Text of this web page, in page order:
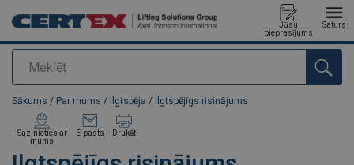
Meklēt
Jūsu
pieprasījums
Saturs
Pievienots jūsu pasūtījumam
Sākums / Par mums / Ilgtspēja / Ilgtspējīgs risinājums
Sazinieties ar
mums
E-pasts Drukāt